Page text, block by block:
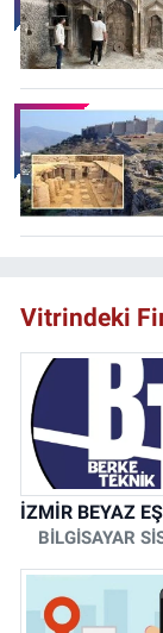
Vitrindeki
BİLGİSAYAR